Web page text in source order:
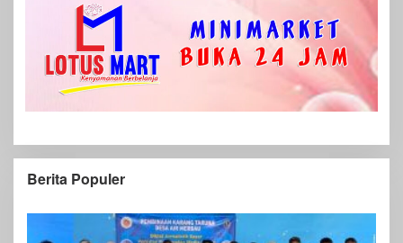
Berita Populer